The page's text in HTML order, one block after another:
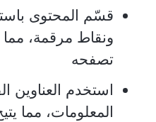
قسّم المحتوى
ونقاط مرقمة،
تصفحه
استخدم العناوين
المعلومات، مما